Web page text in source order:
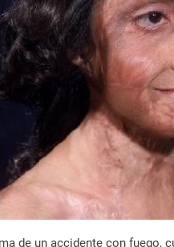
de un accidente con fuego,